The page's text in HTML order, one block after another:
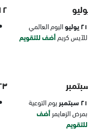
٢١ يوليو
اليوم العالمي
للآيس كريمأضف للتقويم
١٢
٢١ سبتمبر
يوم التوعية
بمرض الزهايمرأضف
للتقويم
٢٣